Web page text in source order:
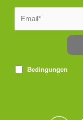
Bedingungen